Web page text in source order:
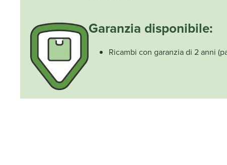
Garanzia disponibile:
Ricambi con garanzia di 2 anni